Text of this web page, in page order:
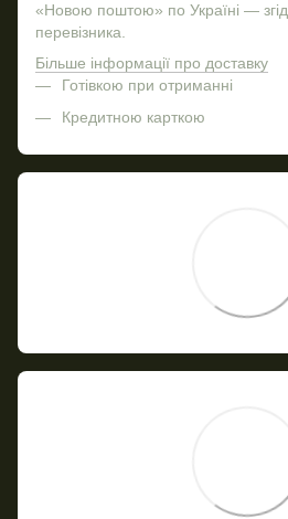
«Новою поштою» по Україні —
перевізника.
Більше інформації про доставку
Готівкою при отриманні
Кредитною карткою